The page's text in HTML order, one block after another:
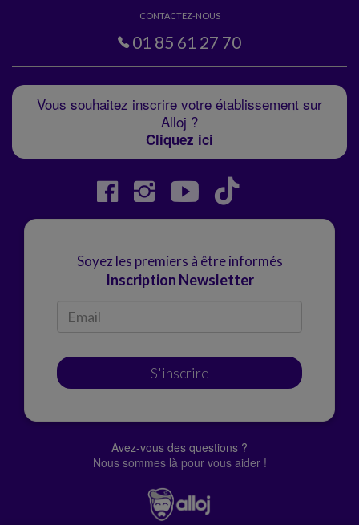
CONTACTEZ-NOUS
01 85 61 27 70
Vous souhaitez inscrire votre établissement sur
Alloj ?
Cliquez ici
Soyez les premiers à être informés
Inscription Newsletter
S'inscrire
Avez-vous des questions ?
Nous sommes là pour vous aider !